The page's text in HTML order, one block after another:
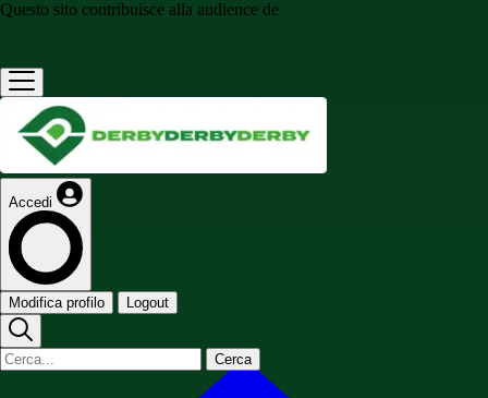
Questo sito contribuisce alla audience de
Accedi
Modifica profilo Logout
Cerca